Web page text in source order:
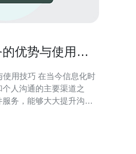
优势与使用技
今信息化时
人沟通的主要渠道之
务，能够大大提升沟通
越多用户的青睐。本文